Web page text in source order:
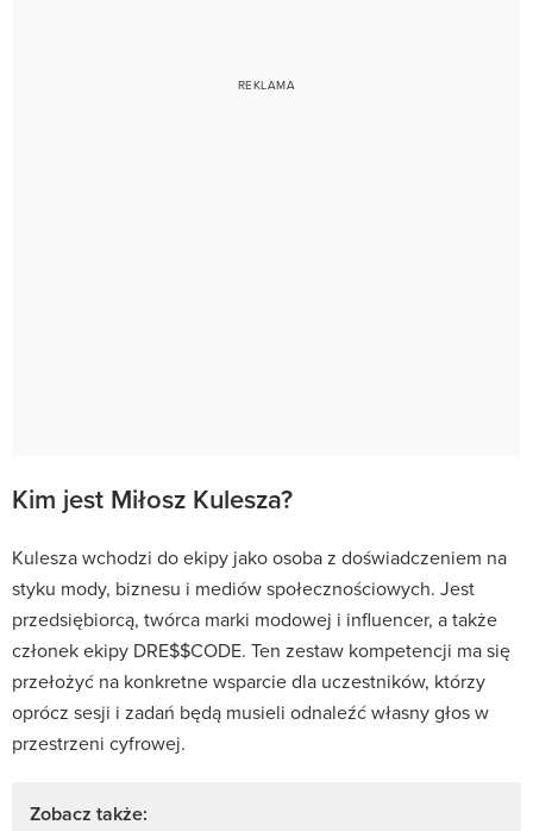
Kim jest Miłosz Kulesza?
Kulesza wchodzi do ekipy jako osoba z doświadczeniem na
styku mody, biznesu i mediów społecznościowych. Jest
przedsiębiorcą, twórca marki modowej i influencer, a także
członek ekipy DRE$$CODE. Ten zestaw kompetencji ma się
przełożyć na konkretne wsparcie dla uczestników, którzy
oprócz sesji i zadań będą musieli odnaleźć własny głos w
przestrzeni cyfrowej.
Zobacz także: